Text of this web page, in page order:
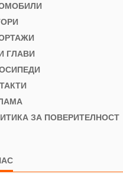
ГЛАВИ
ЗА ПОВЕРИТЕЛНОСТ